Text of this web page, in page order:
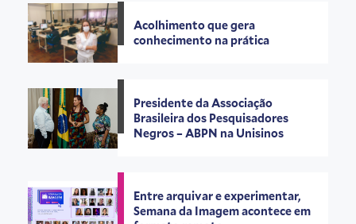
Acolhimento que gera
conhecimento na prática
Presidente da Associação
Brasileira dos Pesquisadores
Negros – ABPN na Unisinos
Entre arquivar e experimentar,
Semana da Imagem acontece em